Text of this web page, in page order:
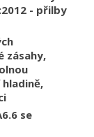
- přilby
zásahy,
se